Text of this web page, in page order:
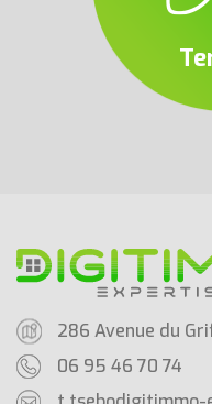
286 Avenue du
06 95 46 70 74